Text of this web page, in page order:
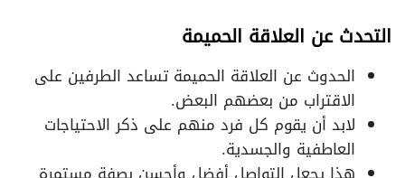
التحدث عن العلاقة الحميمة
الحدوث عن العلاقة الحميمة تساعد الطرفين على
الاقتراب من بعضهم البعض.
لابد أن يقوم كل فرد منهم على ذكر الاحتياجات
العاطفية والجسدية.